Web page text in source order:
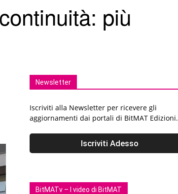
più
Newsletter
Iscriviti alla Newsletter per ricevere gli
aggiornamenti dai portali di BitMAT Edizioni.
BitMATv – I video di BitMAT